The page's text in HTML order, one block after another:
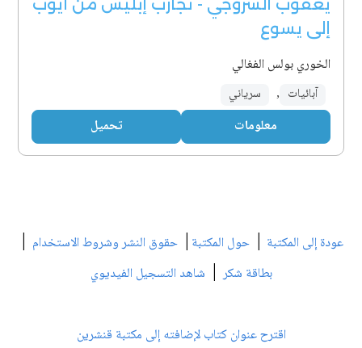
يعقوب السروجي - تجارب إبليس من أيوب
إلى يسوع
الخوري بولس الفغالي
آبائيات , سرياني
معلومات تحميل
عودة إلى المكتبة | حول المكتبة | حقوق النشر وشروط الاستخدام |
بطاقة شكر| شاهد التسجيل الفيديوي
اقترح عنوان كتاب لإضافته إلى مكتبة قنشرين